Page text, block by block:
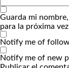
Guarda mi
para la próxima
Notify me of
Notify me of new